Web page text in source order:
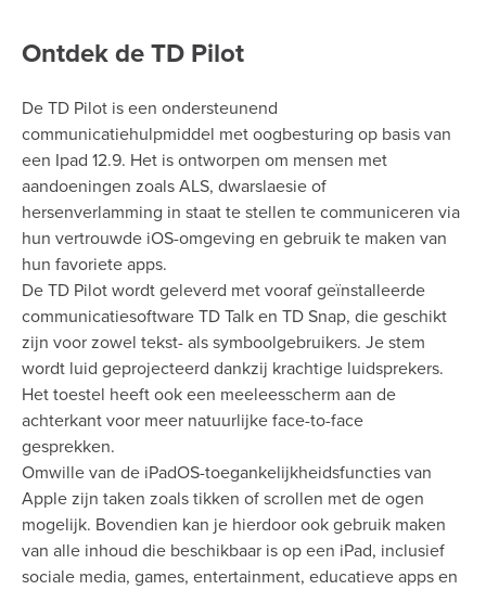
Ontdek de TD Pilot
De TD Pilot is een ondersteunend
communicatiehulpmiddel met oogbesturing op basis van
een Ipad 12.9. Het is ontworpen om mensen met
aandoeningen zoals ALS, dwarslaesie of
hersenverlamming in staat te stellen te communiceren via
hun vertrouwde iOS-omgeving en gebruik te maken van
hun favoriete apps.
De TD Pilot wordt geleverd met vooraf geïnstalleerde
communicatiesoftware TD Talk en TD Snap, die geschikt
zijn voor zowel tekst- als symboolgebruikers. Je stem
wordt luid geprojecteerd dankzij krachtige luidsprekers.
Het toestel heeft ook een meeleesscherm aan de
achterkant voor meer natuurlijke face-to-face
gesprekken.
Omwille van de iPadOS-toegankelijkheidsfuncties van
Apple zijn taken zoals tikken of scrollen met de ogen
mogelijk. Bovendien kan je hierdoor ook gebruik maken
van alle inhoud die beschikbaar is op een iPad, inclusief
sociale media, games, entertainment, educatieve apps en